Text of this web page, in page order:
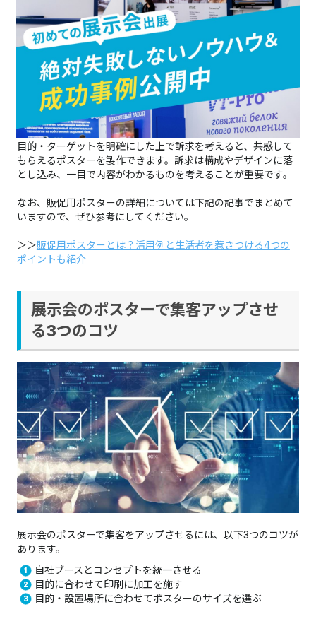
目的・ターゲットを明確にする
設置場所を決める
訴求を考える
訴求をデザインに落とし込む
ポスターを印刷する
まずは、開催の目的や来場して欲しいターゲットを明確にしま
しょう。どのような人に向けて展示会のポスターを作成し、ポ
スターを見てどうして欲しいかを決めることが大切です。
目的・ターゲットを明確にした上で訴求を考えると、共感して
もらえるポスターを製作できます。訴求は構成やデザインに落
とし込み、一目で内容がわかるものを考えることが重要です。
なお、販促用ポスターの詳細については下記の記事でまとめて
いますので、ぜひ参考にしてください。​​​​​​​
＞＞販促用ポスターとは？活用例と生活者を惹きつける4つの
ポイントも紹介
展示会のポスターで集客アップさせ
る3つのコツ
展示会のポスターで集客をアップさせるには、以下3つのコツが
あります。
自社ブースとコンセプトを統一させる
目的に合わせて印刷に加工を施す
目的・設置場所に合わせてポスターのサイズを選ぶ